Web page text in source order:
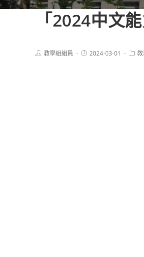
「2024中文
Post教學組組員
Post2024-03-01
Post